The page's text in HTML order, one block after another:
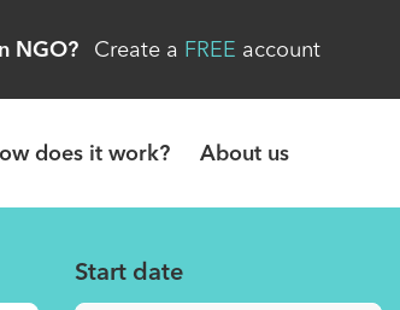
NGO? Create a FREE account
does it work? About us
Start date